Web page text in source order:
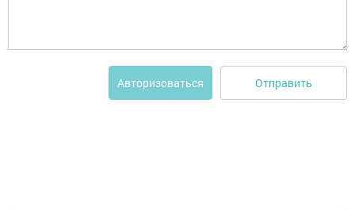
Авторизоваться Отправить